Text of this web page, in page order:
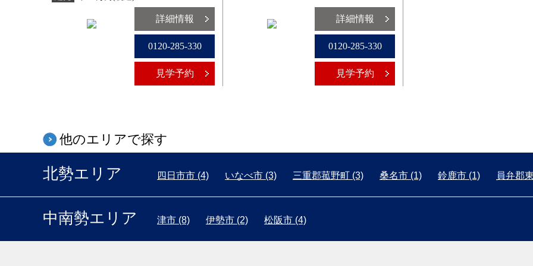
詳細情報
0120-285-330
見学予約
詳細情報
0120-285-330
見学予約
他のエリアで探す
北勢エリア 四日市市 (4) いなべ市 (3) 三重郡菰野町 (3) 桑名市 (1) 鈴鹿市 (1) 員弁郡
中南勢エリア 津市 (8) 伊勢市 (2) 松阪市 (4)